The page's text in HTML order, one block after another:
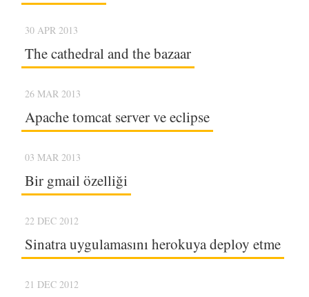
30 APR 2013
The cathedral and the bazaar
26 MAR 2013
Apache tomcat server ve eclipse
03 MAR 2013
Bir gmail özelliği
22 DEC 2012
Sinatra uygulamasını herokuya deploy etme
21 DEC 2012